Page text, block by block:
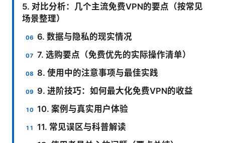
5. 对比分析：几个主流免费VPN的要点（按常见
场景整理）
6. 数据与隐私的现实情况
7. 选购要点（免费优先的实际操作清单）
8. 使用中的注意事项与最佳实践
9. 进阶技巧：如何最大化免费VPN的收益
10. 案例与真实用户体验
11. 常见误区与科普解读